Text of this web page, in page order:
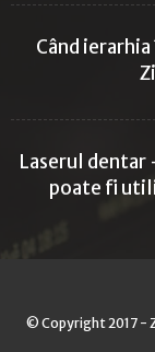
Când
Laserul
poate fi
© Copyright 2017 -